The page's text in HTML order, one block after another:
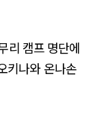
리 캠프 명단에
키나와 온나손